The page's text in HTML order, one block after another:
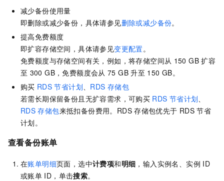
减少备份使用量
即删除或减少备份，具体请参见删除或减少备份。
提高免费额度
即扩容存储空间，具体请参见变更配置。
免费额度与存储空间有关，例如，将存储空间从 150 GB 扩容
至 300 GB，免费额度会从 75 GB 升至 150 GB。
购买 RDS 节省计划、 RDS 存储包
若需长期保留备份且无扩容需求，可购买 RDS 节省计划、
RDS 存储包来抵扣备份费用。 RDS 存储包优先于 RDS 节省
计划。
查看备份账单
在账单明细页面，选中计费项和明细 ，输入实例名、实例 ID
或账单 ID，单击搜索。